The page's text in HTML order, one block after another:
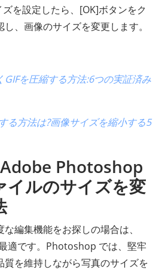
を設定したら、[OK]ボタンをク
、画像のサイズを変更します。
GIFを圧縮する方法:6つの実証済み
る方法は?画像サイズを縮小する5
Photoshop
イルのサイズを変
編集機能をお探しの場合は、
適です。Photoshop では、堅牢
質を維持しながら写真のサイズを